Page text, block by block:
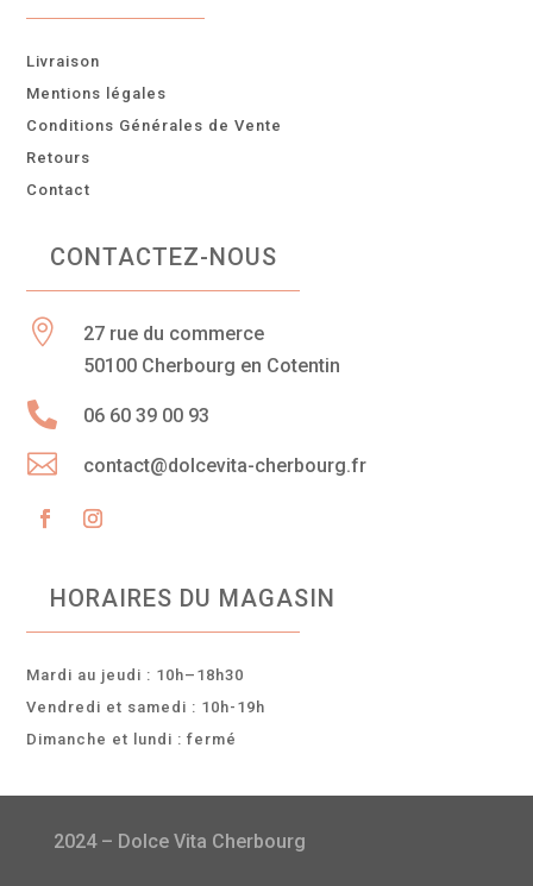
Livraison
Mentions légales
Conditions Générales de Vente
Retours
Contact
CONTACTEZ-NOUS

27 rue du commerce
50100 Cherbourg en Cotentin
 06 60 39 00 93
 contact@dolcevita-cherbourg.fr
HORAIRES DU MAGASIN
Mardi au jeudi : 10h–18h30
Vendredi et samedi : 10h-19h
Dimanche et lundi : fermé
2024 – Dolce Vita Cherbourg